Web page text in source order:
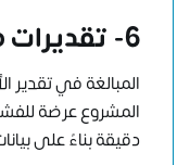
6- تقديرات مالية غير واقعية
المبالغة في تقدير
المشروع عرضة
دقيقة بناءً على